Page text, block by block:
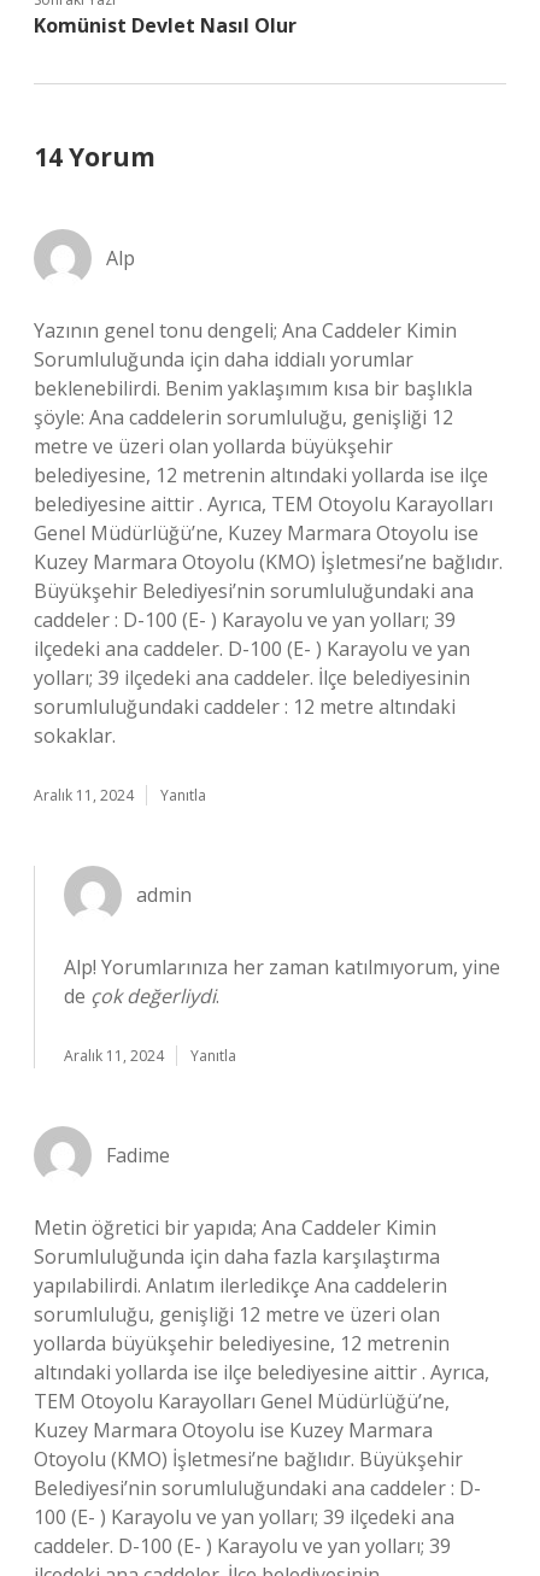
Komünist Devlet Nasıl Olur
14 Yorum
Alp
Yazının genel tonu dengeli; Ana Caddeler Kimin
Sorumluluğunda için daha iddialı yorumlar
beklenebilirdi. Benim yaklaşımım kısa bir başlıkla
şöyle: Ana caddelerin sorumluluğu, genişliği 12
metre ve üzeri olan yollarda büyükşehir
belediyesine, 12 metrenin altındaki yollarda ise ilçe
belediyesine aittir . Ayrıca, TEM Otoyolu Karayolları
Genel Müdürlüğü’ne, Kuzey Marmara Otoyolu ise
Kuzey Marmara Otoyolu (KMO) İşletmesi’ne bağlıdır.
Büyükşehir Belediyesi’nin sorumluluğundaki ana
caddeler : D-100 (E- ) Karayolu ve yan yolları; 39
ilçedeki ana caddeler. D-100 (E- ) Karayolu ve yan
yolları; 39 ilçedeki ana caddeler. İlçe belediyesinin
sorumluluğundaki caddeler : 12 metre altındaki
sokaklar.
Aralık 11, 2024 Yanıtla
admin
Alp! Yorumlarınıza her zaman katılmıyorum, yine
de çok değerliydi.
Aralık 11, 2024 Yanıtla
Fadime
Metin öğretici bir yapıda; Ana Caddeler Kimin
Sorumluluğunda için daha fazla karşılaştırma
yapılabilirdi. Anlatım ilerledikçe Ana caddelerin
sorumluluğu, genişliği 12 metre ve üzeri olan
yollarda büyükşehir belediyesine, 12 metrenin
altındaki yollarda ise ilçe belediyesine aittir . Ayrıca,
TEM Otoyolu Karayolları Genel Müdürlüğü’ne,
Kuzey Marmara Otoyolu ise Kuzey Marmara
Otoyolu (KMO) İşletmesi’ne bağlıdır. Büyükşehir
Belediyesi’nin sorumluluğundaki ana caddeler : D-
100 (E- ) Karayolu ve yan yolları; 39 ilçedeki ana
caddeler. D-100 (E- ) Karayolu ve yan yolları; 39